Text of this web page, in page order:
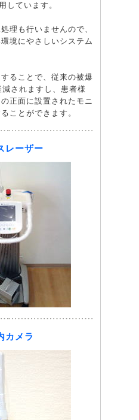
しています。
理も行いませんので、
境にやさしいシステム
ることで、従来の被爆
されますし、患者様
正面に設置されたモニ
ことができます。
レーザー
カメラ